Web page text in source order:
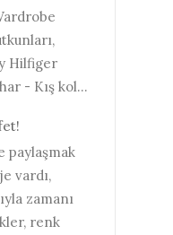
Hilfiger
- Kış kol...
paylaşmak
vardı,
zamanı
renk